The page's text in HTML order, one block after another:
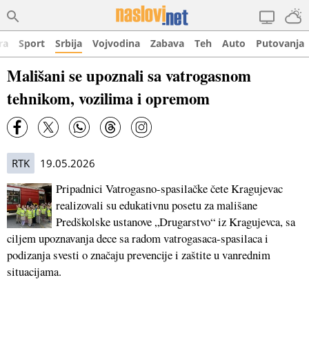
Sport Srbija Vojvodina Zabava Teh Auto Putovanja
Mališani se upoznali sa vatrogasnom
tehnikom, vozilima i opremom
RTK 19.05.2026
Pripadnici Vatrogasno-spasilačke čete Kragujevac
realizovali su edukativnu posetu za mališane
Predškolske ustanove „Drugarstvo“ iz Kragujevca, sa
ciljem upoznavanja dece sa radom vatrogasaca-spasilaca i
podizanja svesti o značaju prevencije i zaštite u vanrednim
situacijama.